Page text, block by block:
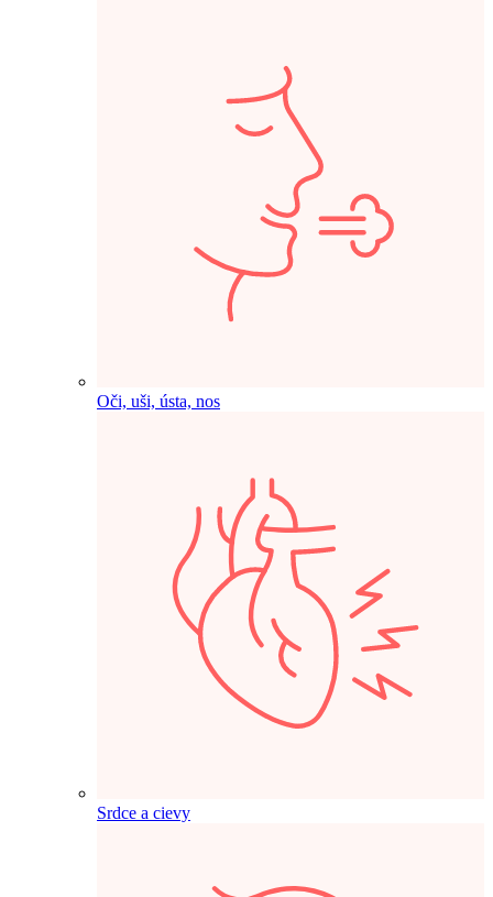
Oči, uši, ústa, nos
Srdce a cievy